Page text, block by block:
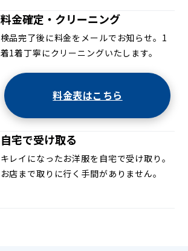
料金確定・クリーニング
検品完了後に料金をメールでお知らせ。1
着1着丁寧にクリーニングいたします。
料金表はこちら
自宅で受け取る
キレイになったお洋服を自宅で受け取り。
お店まで取りに行く手間がありません。